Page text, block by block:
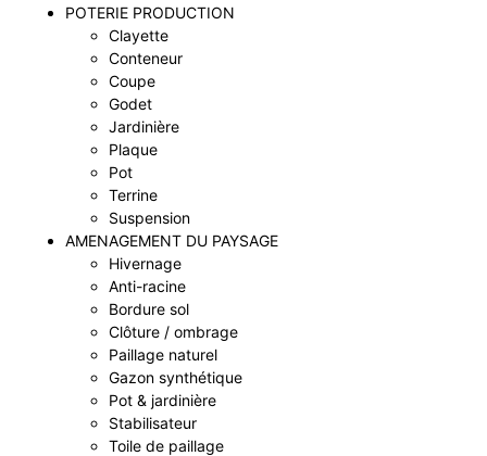
POTERIE PRODUCTION
Clayette
Conteneur
Coupe
Godet
Jardinière
Plaque
Pot
Terrine
Suspension
AMENAGEMENT DU PAYSAGE
Hivernage
Anti-racine
Bordure sol
Clôture / ombrage
Paillage naturel
Gazon synthétique
Pot & jardinière
Stabilisateur
Toile de paillage